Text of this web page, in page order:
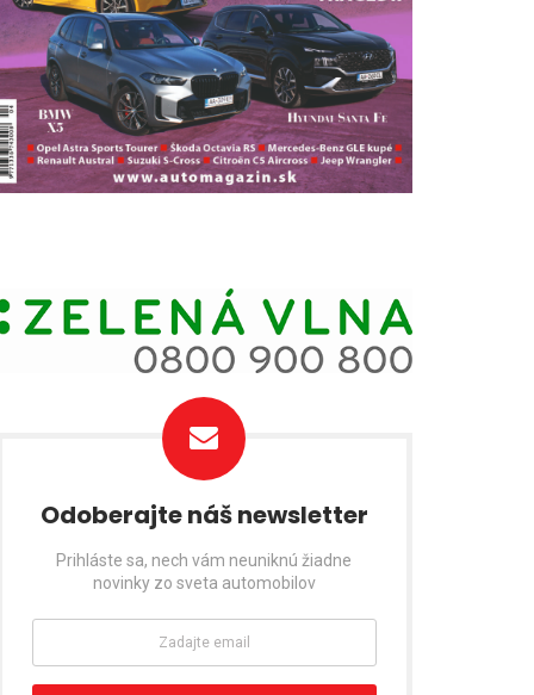
Odoberajte náš newsletter
Prihláste sa, nech vám neuniknú žiadne
novinky zo sveta automobilov